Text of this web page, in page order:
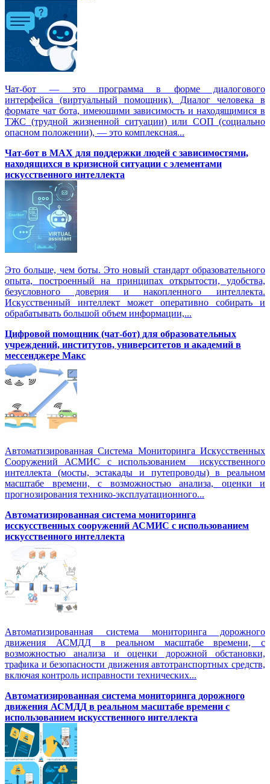
Чат-бот — это программа в форме диалогового
интерфейса (виртуальный помощник). Диалог человека в
формате чат бота, имеющими зависимость и находящимися в
ТЖС (трудной жизненной ситуации) или СОП (социально
опасном положении), — это комплексная...
Чат-бот в MAX для поддержки людей с зависимостями,
находящихся в кризисной ситуации с элементами
искусственного интеллекта
Это больше, чем боты. Это новый стандарт образовательного
опыта, построенный на принципах открытости, удобства,
безусловного доверия и накопленного интеллекта.
Искусственный интеллект может оперативно собирать и
обрабатывать большой объем информации,...
Цифровой помощник (чат-бот) для образовательных
учреждений, институтов, университетов и академий в
мессенджере Макс
Автоматизированная Система Мониторинга Искусственных
Сооружений АСМИС с использованием искусственного
интеллекта (мосты, эстакады и путепроводы) в реальном
масштабе времени, с возможностью анализа, оценки и
прогнозирования технико-эксплуатационного...
Автоматизированная система мониторинга
исскусственных сооружений АСМИС с использованием
искусственного интеллекта
Автоматизированная система мониторинга дорожного
движения АСМДД в реальном масштабе времени, с
возможностью анализа и оценки дорожной обстановки,
трафика и безопасности движения автотранспортных средств,
включая контроль исправности технических...
Автоматизированная cистема мониторинга дорожного
движения АСМДД в реальном масштабе времени с
использованием искусственного интеллекта